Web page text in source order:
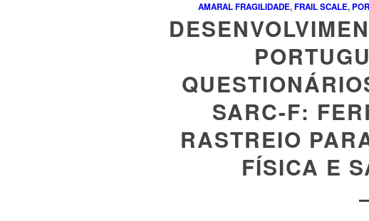
AMARALFRAGILIDADE,FRAIL SCALE,
SARC-F:
RASTREIO
FÍSICA E